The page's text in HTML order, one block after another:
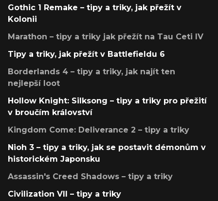
Gothic 1 Remake – tipy a triky, jak přežít v
Kolonii
Marathon – tipy a triky jak přežít na Tau Ceti IV
Tipy a triky, jak přežít v Battlefieldu 6
Borderlands 4 – tipy a triky, jak najít ten
nejlepší loot
Hollow Knight: Silksong – tipy a triky pro přežití
v broučím království
Kingdom Come: Deliverance 2 – tipy a triky
Nioh 3 – tipy a triky, jak se postavit démonům v
historickém Japonsku
Assassin's Creed Shadows – tipy a triky
Civilization VII – tipy a triky